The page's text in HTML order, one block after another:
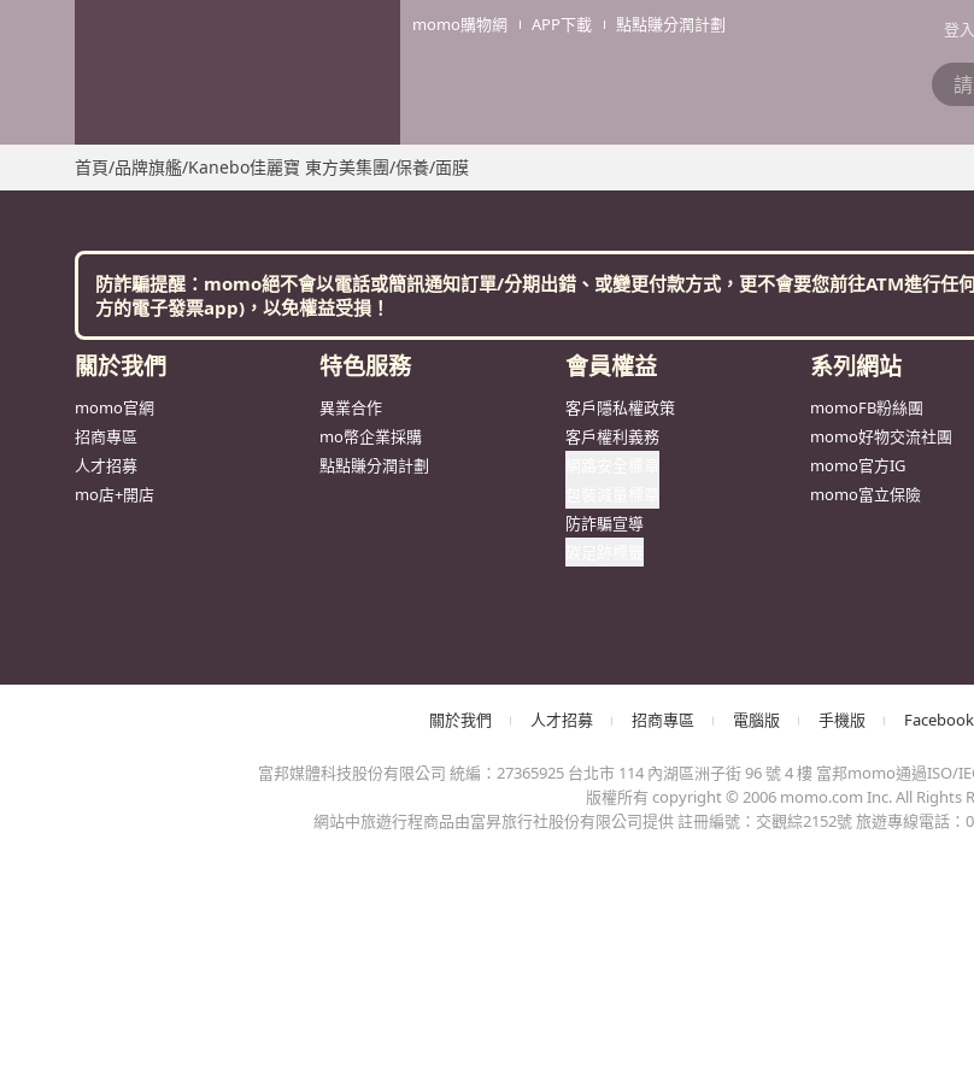
momo購物網 APP下載 點點賺分潤計劃 登入
首頁/品牌旗艦/Kanebo佳麗寶 東方美集團/保養/面膜